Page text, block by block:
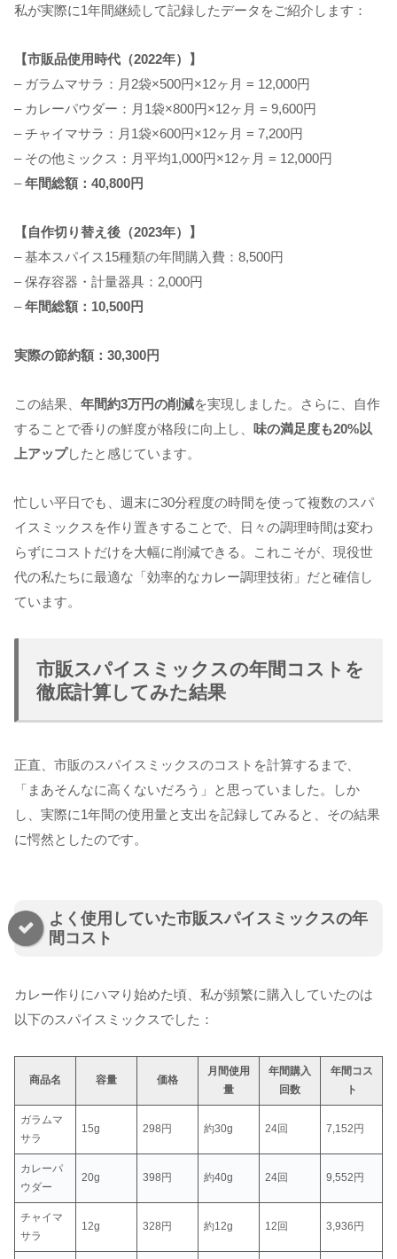
私が実際に1年間継続して記録したデータをご紹介します：
【市販品使用時代（2022年）】
– ガラムマサラ：月2袋×500円×12ヶ月 = 12,000円
– カレーパウダー：月1袋×800円×12ヶ月 = 9,600円
– チャイマサラ：月1袋×600円×12ヶ月 = 7,200円
– その他ミックス：月平均1,000円×12ヶ月 = 12,000円
–年間総額：40,800円
【自作切り替え後（2023年）】
– 基本スパイス15種類の年間購入費：8,500円
– 保存容器・計量器具：2,000円
–年間総額：10,500円
実際の節約額：30,300円
この結果、 年間約3万円の削減を実現しました。さらに、自作
することで香りの鮮度が格段に向上し、 味の満足度も20%以
上アップしたと感じています。
忙しい平日でも、週末に30分程度の時間を使って複数のスパ
イスミックスを作り置きすることで、日々の調理時間は変わ
らずにコストだけを大幅に削減できる。これこそが、現役世
代の私たちに最適な「効率的なカレー調理技術」だと確信し
ています。
市販スパイスミックスの年間コストを
徹底計算してみた結果
正直、市販のスパイスミックスのコストを計算するまで、
「まあそんなに高くないだろう」と思っていました。しか
し、実際に1年間の使用量と支出を記録してみると、その結果
に愕然としたのです。
よく使用していた市販スパイスミックスの年
間コスト
カレー作りにハマり始めた頃、私が頻繁に購入していたのは
以下のスパイスミックスでした：
商品名 容量 価格
月間使用
量
年間購入
回数
年間コス
ト
ガラムマ
サラ
15g 298円 約30g 24回 7,152円
カレーパ
ウダー
20g 398円 約40g 24回 9,552円
チャイマ
サラ
12g 328円 約12g 12回 3,936円